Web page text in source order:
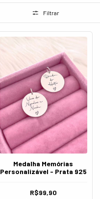
Filtrar
Medalha Memórias
Personalizável - Prata 925
R$99,90